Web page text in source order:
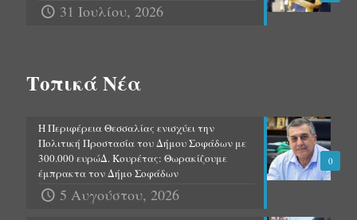
31 Ιουλίου, 2026
Τοπικά Νέα
0
Η Περιφέρεια Θεσσαλίας ενισχύει την
Πολιτική Προστασία του Δήμου Σοφάδων με
300.000 ευρώΔ. Κουρέτας: Θωρακίζουμε
έμπρακτα τον Δήμο Σοφάδων
5 Αυγούστου, 2026